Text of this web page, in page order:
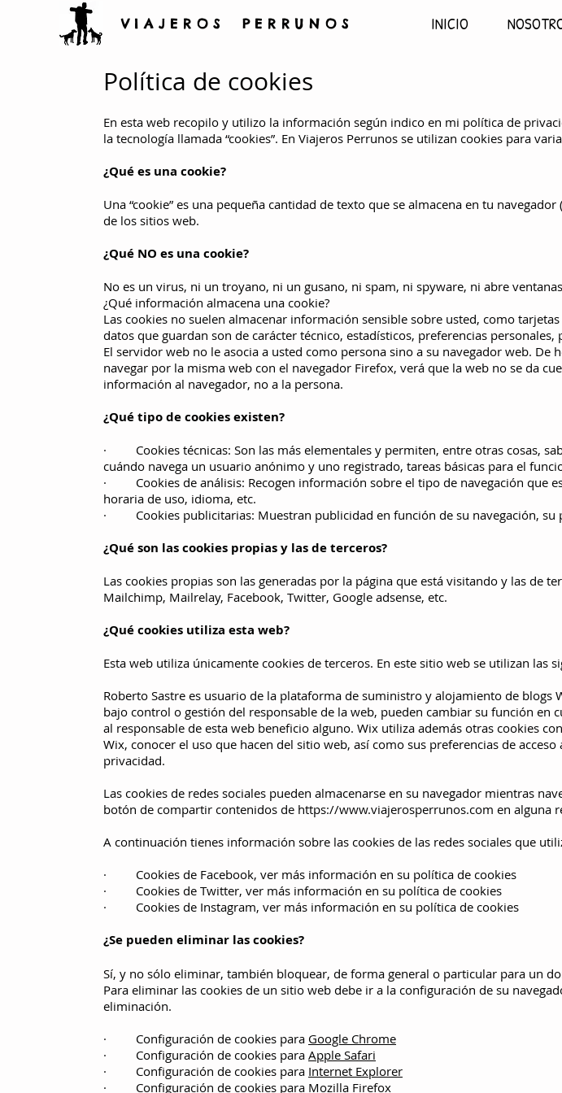
V I A J E R O S P E R R U N O S INICIO
Política de cookies
En esta web recopilo y utilizo la información según indico en mi política de
la tecnología llamada “cookies”. En Viajeros Perrunos se utilizan cookies para
¿Qué es una cookie?
Una “cookie” es una pequeña cantidad de texto que se almacena en tu
de los sitios web.
¿Qué NO es una cookie?
No es un virus, ni un troyano, ni un gusano, ni spam, ni spyware, ni abre
¿Qué información almacena una cookie?
Las cookies no suelen almacenar información sensible sobre usted, como
datos que guardan son de carácter técnico, estadísticos, preferencias
El servidor web no le asocia a usted como persona sino a su navegador web.
navegar por la misma web con el navegador Firefox, verá que la web no se da
información al navegador, no a la persona.
¿Qué tipo de cookies existen?
· Cookies técnicas: Son las más elementales y permiten, entre otras cosas,
cuándo navega un usuario anónimo y uno registrado, tareas básicas para el
· Cookies de análisis: Recogen información sobre el tipo de navegación que
horaria de uso, idioma, etc.
· Cookies publicitarias: Muestran publicidad en función de su navegación, su
¿Qué son las cookies propias y las de terceros?
Las cookies propias son las generadas por la página que está visitando y las de
Mailchimp, Mailrelay, Facebook, Twitter, Google adsense, etc.
¿Qué cookies utiliza esta web?
Esta web utiliza únicamente cookies de terceros. En este sitio web se utilizan las
Roberto Sastre es usuario de la plataforma de suministro y alojamiento de blogs
bajo control o gestión del responsable de la web, pueden cambiar su función
al responsable de esta web beneficio alguno. Wix utiliza además otras cookies
Wix, conocer el uso que hacen del sitio web, así como sus preferencias de
privacidad.
Las cookies de redes sociales pueden almacenarse en su navegador mientras
botón de compartir contenidos de https://www.viajerosperrunos.com en alguna
A continuación tienes información sobre las cookies de las redes sociales que
· Cookies de Facebook, ver más información en su política de cookies
· Cookies de Twitter, ver más información en su política de cookies
· Cookies de Instagram, ver más información en su política de cookies
¿Se pueden eliminar las cookies?
Sí, y no sólo eliminar, también bloquear, de forma general o particular para un
Para eliminar las cookies de un sitio web debe ir a la configuración de su
eliminación.
· Configuración de cookies para Google Chrome
· Configuración de cookies para Apple Safari
· Configuración de cookies para Internet Explorer
· Configuración de cookies para Mozilla Firefox